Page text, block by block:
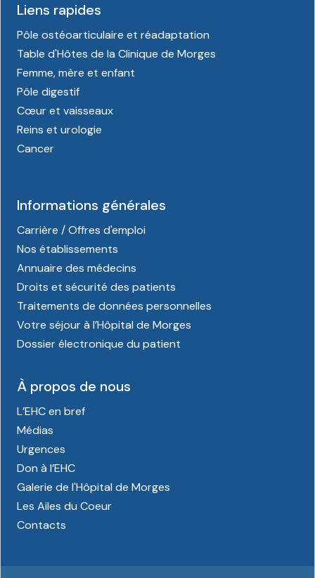
Liens rapides
Pôle ostéoarticulaire et réadaptation
Table d'Hôtes de la Clinique de Morges
Femme, mère et enfant
Pôle digestif
Cœur et vaisseaux
Reins et urologie
Cancer
Informations générales
Carrière / Offres d'emploi
Nos établissements
Annuaire des médecins
Droits et sécurité des patients
Traitements de données personnelles
Votre séjour à l’Hôpital de Morges
Dossier électronique du patient
À propos de nous
L’EHC en bref
Médias
Urgences
Don à l’EHC
Galerie de l'Hôpital de Morges
Les Ailes du Coeur
Contacts